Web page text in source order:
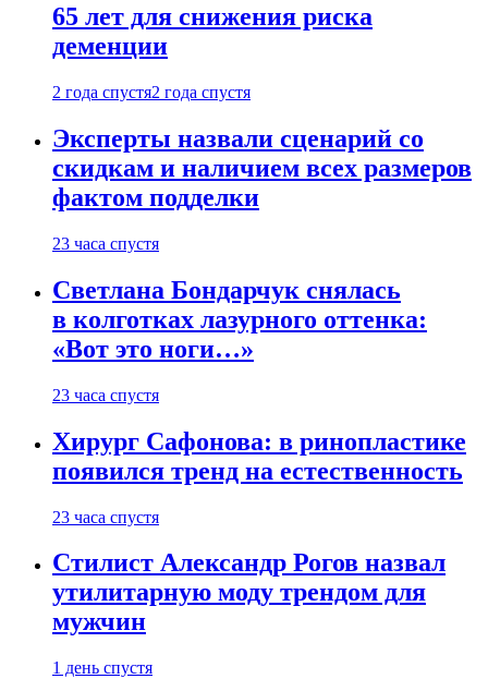
65 лет для снижения риска
деменции
2 года спустя2 года спустя
Эксперты назвали сценарий со
скидкам и наличием всех размеров
фактом подделки
23 часа спустя
Светлана Бондарчук снялась
в колготках лазурного оттенка:
«Вот это ноги…»
23 часа спустя
Хирург Сафонова: в ринопластике
появился тренд на естественность
23 часа спустя
Стилист Александр Рогов назвал
утилитарную моду трендом для
мужчин
1 день спустя